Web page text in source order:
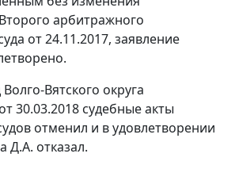
арбитражного
от 24.11.2017, заявление
Вятского округа
30.03.2018 судебные акты
отменил и в удовлетворении
Д.А. отказал.